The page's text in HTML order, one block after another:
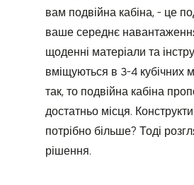
вам подвійна кабіна, - це
ваше середнє
щоденні матеріали та
вміщуються в 3-4 кубічних
так, то подвійна кабіна
достатньо місця.
потрібно більше? Тоді
рішення.